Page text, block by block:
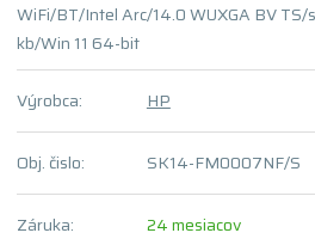
WiFi/BT/Intel Arc/14.0 WUXGA BV
kb/Win 11 64-bit
Výrobca: HP
Obj. čislo: SK14-FM0007NF/S
Záruka: 24 mesiacov